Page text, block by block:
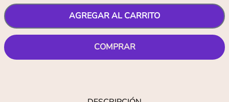
AGREGAR AL CARRITO
COMPRAR